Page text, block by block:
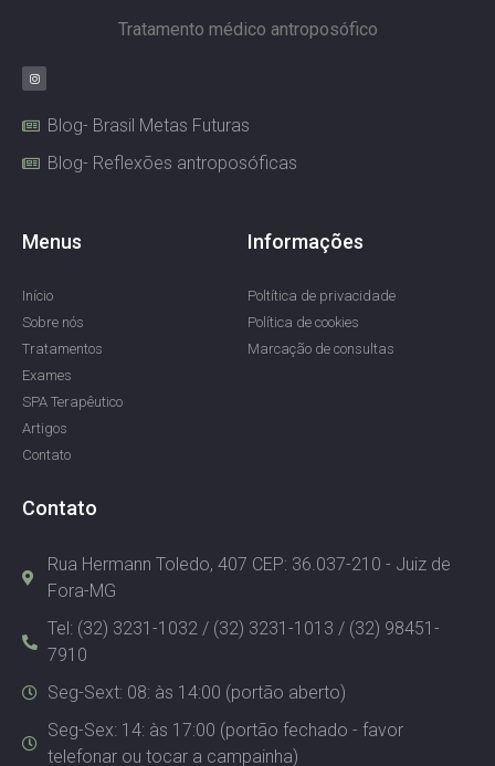
Tratamento médico antroposófico
Blog- Brasil Metas Futuras
Blog- Reflexões antroposóficas
Menus
Início
Sobre nós
Tratamentos
Exames
SPA Terapêutico
Artigos
Contato
Informações
Poltítica de privacidade
Política de cookies
Marcação de consultas
Contato
Rua Hermann Toledo, 407 CEP: 36.037-210 - Juiz de
Fora-MG
Tel: (32) 3231-1032 / (32) 3231-1013 / (32) 98451-
7910
Seg-Sext: 08: às 14:00 (portão aberto)
Seg-Sex: 14: às 17:00 (portão fechado - favor
telefonar ou tocar a campainha)